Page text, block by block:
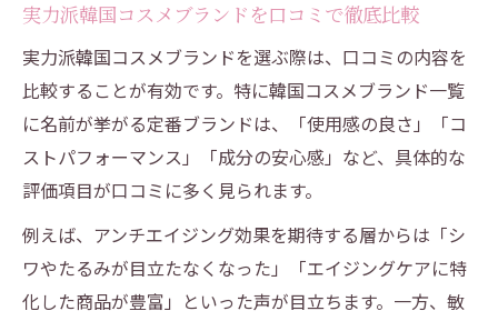
とは
韓国コスメ高級ブランドのアンチエイジン
グ特徴
自分にぴったりな韓国コスメの選び方を解説
韓国コスメの選び方とブランド比較のポイ
ント
人気スキンケア韓国コスメを年齢悩み別に
選ぶ
自分に合う韓国コスメブランド一覧の活用
実力派韓国コスメブランドを口コミで徹底比較
実力派韓国コスメブランドを選ぶ際は、口コミの内容を
比較することが有効です。特に韓国コスメブランド一覧
に名前が挙がる定番ブランドは、「使用感の良さ」「コ
ストパフォーマンス」「成分の安心感」など、具体的な
評価項目が口コミに多く見られます。
例えば、アンチエイジング効果を期待する層からは「シ
ワやたるみが目立たなくなった」「エイジングケアに特
化した商品が豊富」といった声が目立ちます。一方、敏